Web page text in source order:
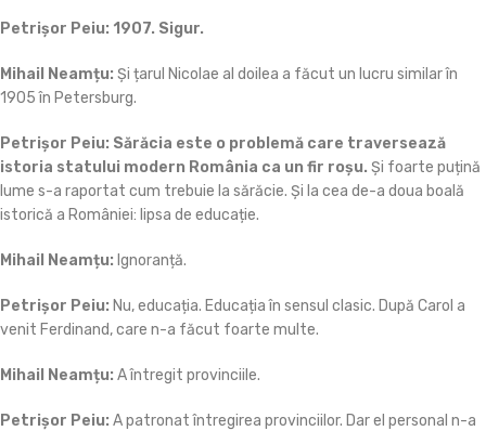
Petrișor Peiu: 1907. Sigur.
Mihail Neamțu: Și țarul Nicolae al doilea a făcut un lucru similar în
1905 în Petersburg.
Petrișor Peiu: Sărăcia este o problemă care traversează
istoria statului modern România ca un fir roșu. Și foarte puțină
lume s-a raportat cum trebuie la sărăcie. Și la cea de-a doua boală
istorică a României: lipsa de educație.
Mihail Neamțu: Ignoranță.
Petrișor Peiu: Nu, educația. Educația în sensul clasic. După Carol a
venit Ferdinand, care n-a făcut foarte multe.
Mihail Neamțu: A întregit provinciile.
Petrișor Peiu: A patronat întregirea provinciilor. Dar el personal n-a